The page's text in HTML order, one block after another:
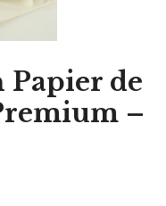
Papier de
–